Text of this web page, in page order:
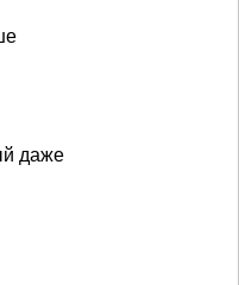
даже